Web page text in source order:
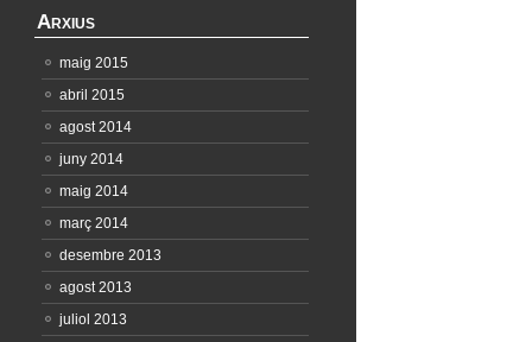
Arxius
maig 2015
abril 2015
agost 2014
juny 2014
maig 2014
març 2014
desembre 2013
agost 2013
juliol 2013